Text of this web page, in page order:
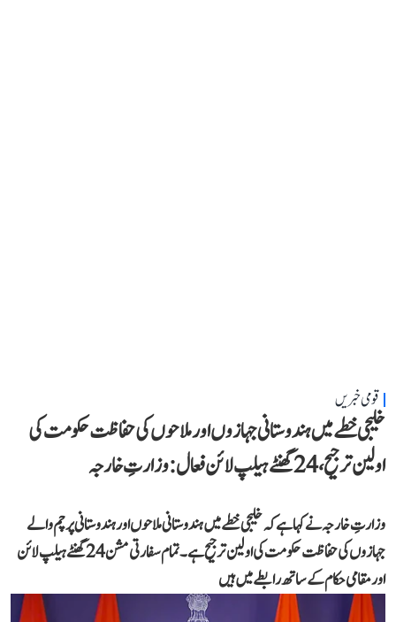
قومی خبریں
خلیجی خطے میں ہندوستانی جہازوں اور ملاحوں کی حفاظت حکومت کی
اولین ترجیح، 24 گھنٹے ہیلپ لائن فعال: وزارتِ خارجہ
وزارتِ خارجہ نے کہا ہے کہ خلیجی خطے میں ہندوستانی ملاحوں اور ہندوستانی پرچم والے
جہازوں کی حفاظت حکومت کی اولین ترجیح ہے۔ تمام سفارتی مشن 24 گھنٹے ہیلپ لائن
اور مقامی حکام کے ساتھ رابطے میں ہیں